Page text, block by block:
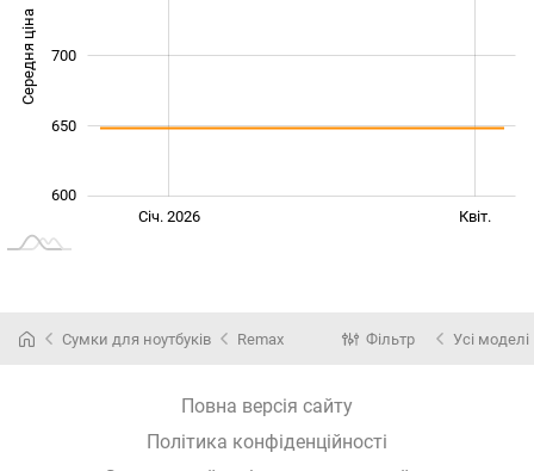
Середня ціна 600
600
700
650
Січ. 2026 Квіт.
Сумки для ноутбуків Remax Фільтр Усі моделі
Повна версія сайту
Політика конфіденційності